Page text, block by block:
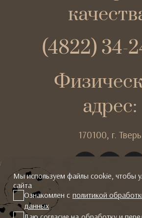
(4822) 34-
адрес:
170100, г. Тверь
2026 © Гальяни
Мы используем файлы cookie, чтобы
сайта
Ознакомлен с политикой
данных